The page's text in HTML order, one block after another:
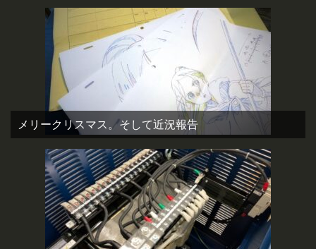
メリークリスマス。そして近況報告